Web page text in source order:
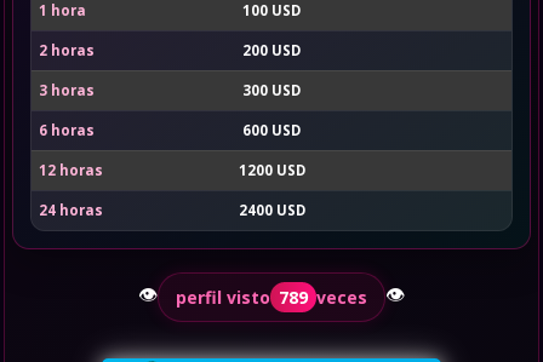
1 hora 100 USD
2 horas 200 USD
3 horas 300 USD
6 horas 600 USD
12 horas 1200 USD
24 horas 2400 USD
👁️ perfil visto 789 veces 👁️